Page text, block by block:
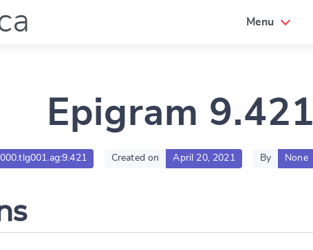
Menu
Epigram 9.421
Created on April 20, 2021 By None